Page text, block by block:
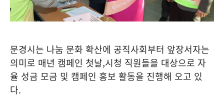
문경시는 나눔 문화 확산에 공직사회부터 앞장서자는
의미로 매년 캠페인 첫날,시청 직원들을 대상으로 자
율 성금 모금 및 캠페인 홍보 활동을 진행해 오고 있
다.